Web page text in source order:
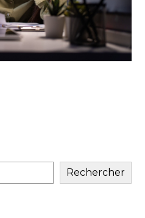
Rechercher